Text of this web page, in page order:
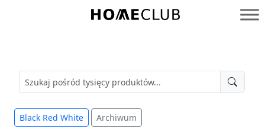
Homeclub
Black Red White Archiwum